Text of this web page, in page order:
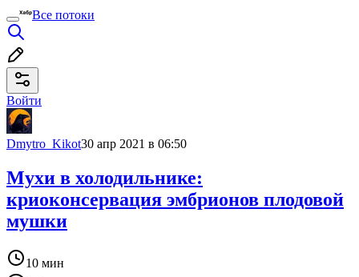
Все потоки
Войти
Dmytro_Kikot30 апр 2021 в 06:50
Мухи в холодильнике:
криоконсервация эмбрионов плодовой
мушки
10 мин